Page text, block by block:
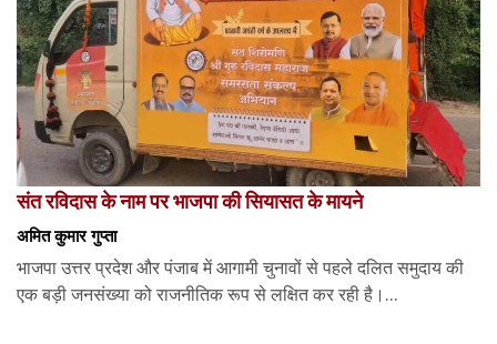
संत रविदास के नाम पर भाजपा की सियासत के मायने
अमित कुमार गुप्ता
भाजपा उत्तर प्रदेश और पंजाब में आगामी चुनावों से पहले दलित समुदाय की
एक बड़ी जनसंख्या को राजनीतिक रूप से लक्षित कर रही है।...